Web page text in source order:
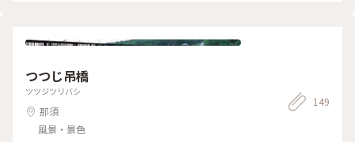
つつじ吊橋
ツツジツリバシ
那須
風景・景色
149